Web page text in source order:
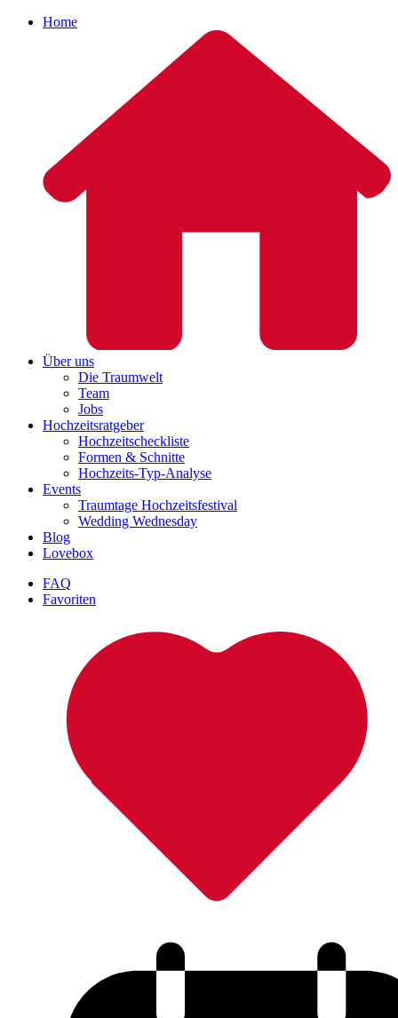
Home
Über uns
Die Traumwelt
Team
Jobs
Hochzeitsratgeber
Hochzeitscheckliste
Formen & Schnitte
Hochzeits-Typ-Analyse
Events
Traumtage Hochzeitsfestival
Wedding Wednesday
Blog
Lovebox
FAQ
Favoriten